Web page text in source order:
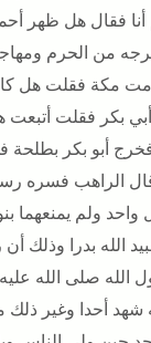
فقال هل ظهر
من الحرم
فقلت هل كان
بكر فقلت أتبعت
أبو بكر
الراهب فسره
ولم يمنعهما
الله بدرا وذلك
الله صلى الله
أحدا وغير